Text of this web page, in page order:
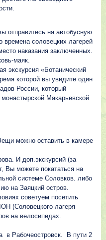
отправитесь на автобусную
времена соловецких лагерей
наказания заключенных.
маяк.
экскурсия «Ботанический
которой вы увидите один
России, который
Макарьевской
можно оставить в камере
И доп.экскурсий (за
Вы можете покататься на
системе Соловков. либо
на Заяцкий остров.
советуем посетить
(Соловецкого лагеря
на велосипедах.
в Рабочеостровск. В пути 2